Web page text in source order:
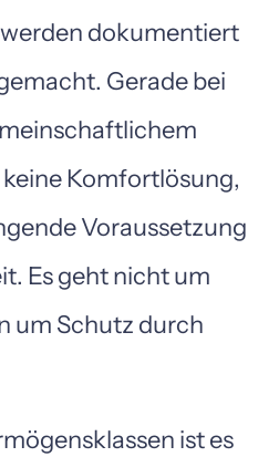
werden
Gerade
keine
Es geht nicht
um Schutz
ist